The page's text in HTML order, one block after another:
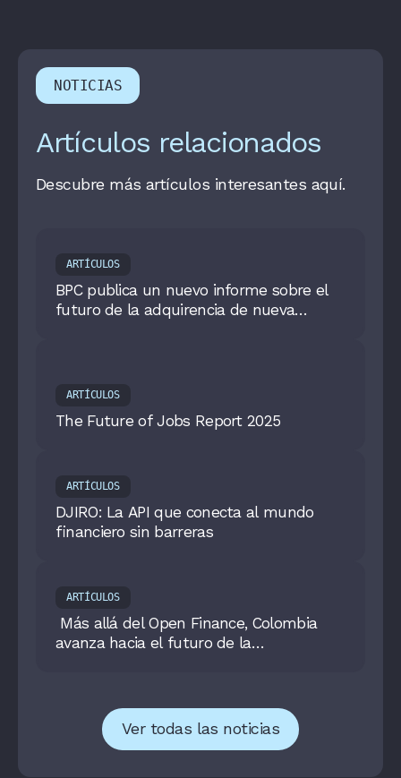
NOTICIAS
Artículos relacionados
Descubre más artículos interesantes aquí.
ARTÍCULOS
BPC publica un nuevo informe sobre el
futuro de la adquirencia de nueva
ARTÍCULOS
The Future of Jobs Report 2025
ARTÍCULOS
DJIRO: La API que conecta al mundo
financiero sin barreras
ARTÍCULOS
Más allá del Open Finance, Colombia
avanza hacia el futuro de la
Ver todas las noticias